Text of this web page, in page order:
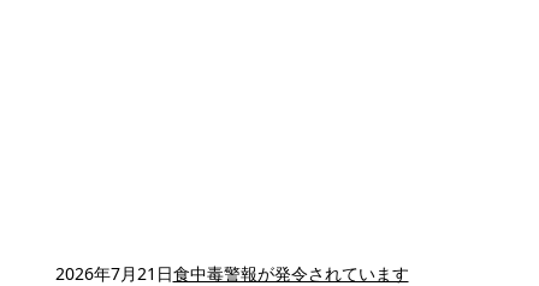
2026年7月21日食中毒警報が発令されています